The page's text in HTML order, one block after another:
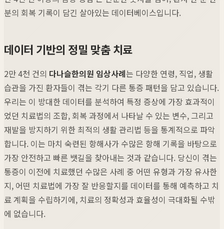
분의 회복 기록이 담긴 살아있는 데이터베이스입니다.
데이터 기반의 정밀 맞춤 치료
2만 4천 건의 다나슬한의원 임상사례는 다양한 연령, 직업, 생활
습관을 가진 환자들이 겪는 각기 다른 통증 패턴을 담고 있습니다.
우리는 이 방대한 데이터를 분석하여 특정 증상에 가장 효과적이
었던 치료법의 조합, 회복 과정에서 나타날 수 있는 변수, 그리고
재발을 방지하기 위한 최적의 생활 관리법 등을 통계적으로 파악
합니다. 이는 마치 숙련된 항해사가 수많은 항해 기록을 바탕으로
가장 안전하고 빠른 뱃길을 찾아내는 것과 같습니다. 당신이 겪는
통증이 이전에 치료했던 수많은 사례 중 어떤 유형과 가장 유사한
지, 어떤 치료법에 가장 잘 반응할지를 데이터를 통해 예측하고 치
료 계획을 수립하기에, 치료의 정확성과 효율성이 극대화될 수밖
에 없습니다.